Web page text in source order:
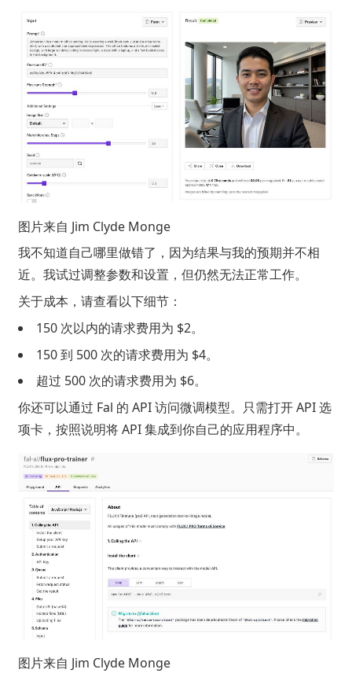
图片来自 Jim Clyde Monge
我不知道自己哪里做错了，因为结果与我的预期并不相
近。我试过调整参数和设置，但仍然无法正常工作。
关于成本，请查看以下细节：
150 次以内的请求费用为 $2。
150 到 500 次的请求费用为 $4。
超过 500 次的请求费用为 $6。
你还可以通过 Fal 的 API 访问微调模型。只需打开 API 选
项卡，按照说明将 API 集成到你自己的应用程序中。
图片来自 Jim Clyde Monge